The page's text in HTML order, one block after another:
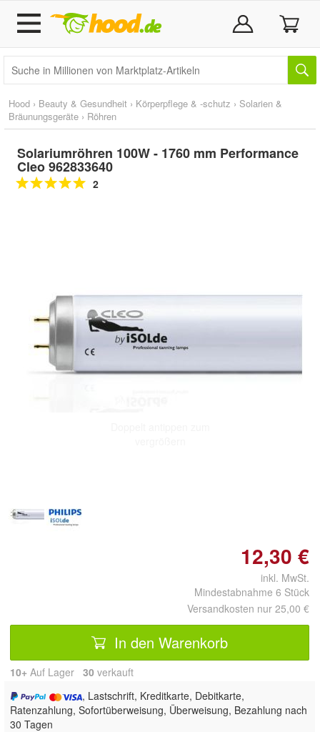
Hood › Beauty & Gesundheit › Körperpflege & -schutz › Solarien &
Bräunungsgeräte › Röhren
Solariumröhren 100W - 1760 mm Performance
Cleo 962833640
2
12,30 €
inkl. MwSt.
Mindestabnahme 6 Stück
Versandkosten nur 25,00 €
In den Warenkorb
10+ Auf Lager 30 verkauft
, Lastschrift, Kreditkarte, Debitkarte,
Ratenzahlung, Sofortüberweisung, Überweisung, Bezahlung nach
30 Tagen